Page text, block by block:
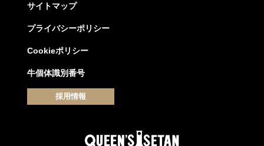
サイトマップ
プライバシーポリシー
Cookieポリシー
牛個体識別番号
採用情報